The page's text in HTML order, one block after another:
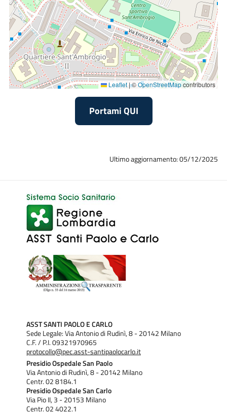
Leaflet |©OpenStreetMapcontributors
Portami QUI
Ultimo aggiornamento: 05/12/2025
ASST SANTI PAOLO E CARLO
Sede Legale: Via Antonio di Rudinì, 8 - 20142 Milano
C.F. / P.I. 09321970965
protocollo@pec.asst-santipaolocarlo.it
Presidio Ospedale San Paolo
Via Antonio di Rudinì, 8 - 20142 Milano
Centr. 02 8184.1
Presidio Ospedale San Carlo
Via Pio II, 3 - 20153 Milano
Centr. 02 4022.1